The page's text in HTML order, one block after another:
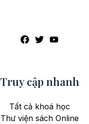
Truy cập nhanh
Tất cả khoá học
Thư viện sách Online